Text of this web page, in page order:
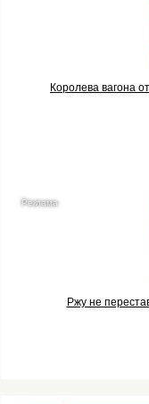
Королева вагона
Ржу не